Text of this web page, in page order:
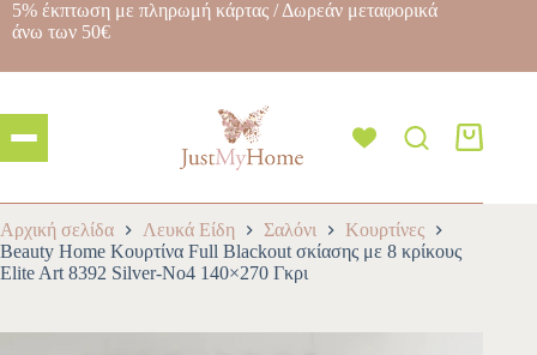
5% έκπτωση με πληρωμή κάρτας / Δωρεάν μεταφορικά
άνω των 50€
Αρχική σελίδα Λευκά Είδη Σαλόνι
Κουρτίνες
Beauty Home Κουρτίνα Full Blackout σκίασης με 8 κρίκους
Elite Art 8392 Silver-Νο4 140×270 Γκρι